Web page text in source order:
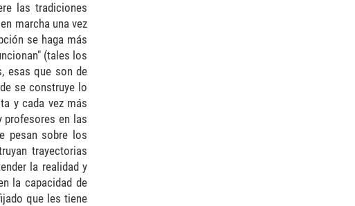
las tradiciones
marcha una vez
se haga más
(tales los
esas que son de
se construye lo
y cada vez más
profesores en las
pesan sobre los
trayectorias
la realidad y
la capacidad de
que les tiene